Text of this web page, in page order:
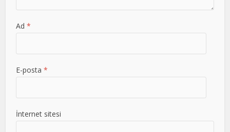
Ad*
E-posta*
İnternet sitesi